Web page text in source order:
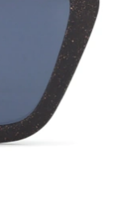
50 mm
lente (Calibro)
Diametro
lente